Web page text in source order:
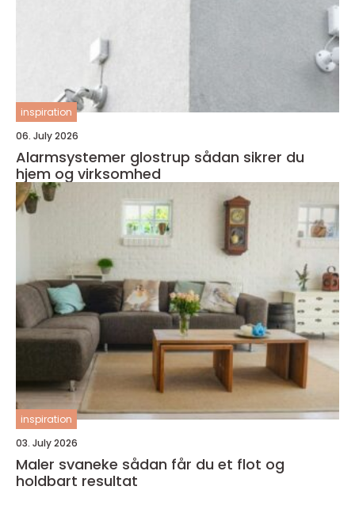
inspiration
06. July 2026
Alarmsystemer glostrup sådan sikrer du
hjem og virksomhed
inspiration
03. July 2026
Maler svaneke sådan får du et flot og
holdbart resultat